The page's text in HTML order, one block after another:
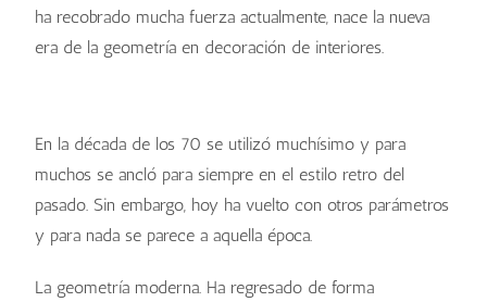
ha recobrado mucha fuerza actualmente, nace la nueva
era de la geometría en decoración de interiores.
En la década de los 70 se utilizó muchísimo y para
muchos se ancló para siempre en el estilo retro del
pasado. Sin embargo, hoy ha vuelto con otros parámetros
y para nada se parece a aquella época.
La geometría moderna. Ha regresado de forma